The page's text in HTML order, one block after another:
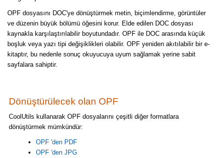
OPF dosyasını DOC'ye dönüştürmek metin, biçimlendirme, görüntüler
ve düzenin büyük bölümü öğesini korur. Elde edilen DOC dosyası
kaynakla karşılaştırılabilir boyutundadır. OPF ile DOC arasında küçük
boşluk veya yazı tipi değişiklikleri olabilir. OPF yeniden akıtılabilir bir e-
kitaptır, bu nedenle sonuç okuyucuya uyum sağlamak yerine sabit
sayfalara sahiptir.
Dönüştürülecek olan OPF
CoolUtils kullanarak OPF dosyalarını çeşitli diğer formatlara
dönüştürmek mümkündür:
OPF 'den PDF
OPF 'den JPG